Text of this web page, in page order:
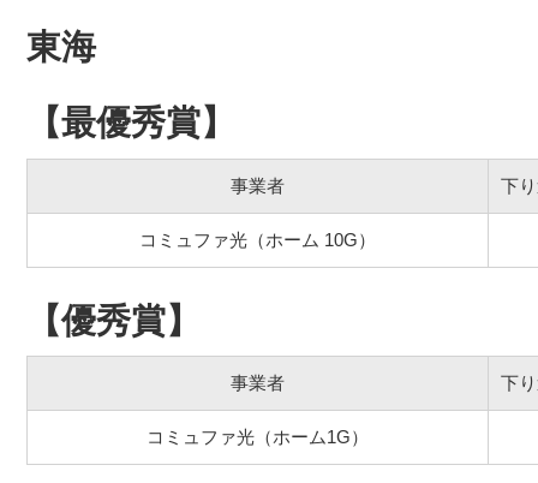
東海
【最優秀賞】
事業者 下
コミュファ光（ホーム 10G）
【優秀賞】
事業者 下
コミュファ光（ホーム1G）